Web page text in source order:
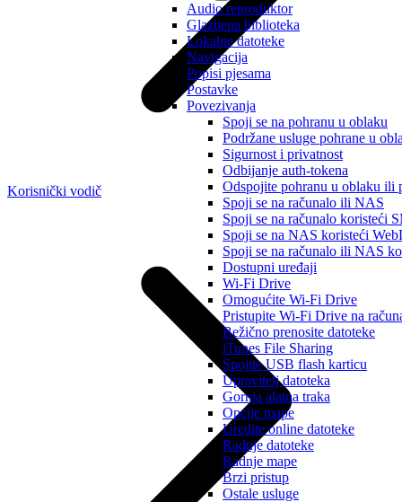
Audio reproduktor
Glazbena biblioteka
Lokalne datoteke
Navigacija
Popisi pjesama
Postavke
Povezivanja
Spoji se na pohranu u oblaku
Podržane usluge pohrane u
Sigurnost i privatnost
Odbijanje auth-tokena
Odspojite pohranu u oblaku ili
Spoji se na računalo ili NAS
Spoji se na računalo koristeći
Spoji se na NAS koristeći
Spoji se na računalo ili NAS
Dostupni uređaji
Wi-Fi Drive
Omogućite Wi-Fi Drive
Pristupite Wi-Fi Drive na
Bežično prenosite datoteke
iTunes File Sharing
Spojite USB flash karticu
Upravitelj datoteka
Gornja alatna traka
Opcije mape
Uredite online datoteke
Radnje datoteke
Radnje mape
Brzi pristup
Ostale usluge
Korisnički vodič